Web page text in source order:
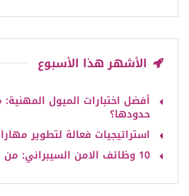
الأشهر هذا الأسبوع
أفضل اختبارات الميول المهنية:
حدودها؟
استراتيجيات فعالة لتطوير
10 وظائف الامن السيبراني: من المبتدئين للمحترفين